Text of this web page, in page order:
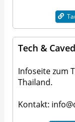
Tech &
Infoseite zum
Thailand.
Kontakt: